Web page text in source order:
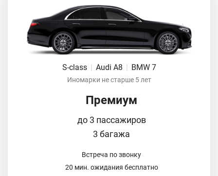
S-class | Audi A8 | BMW 7
Иномарки не старше 5 лет
Премиум
до 3 пассажиров
3 багажа
Встреча по звонку
20 мин. ожидания бесплатно